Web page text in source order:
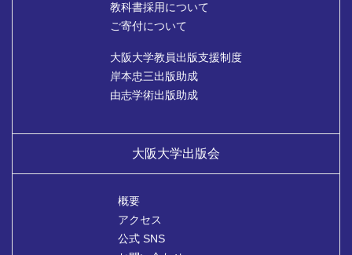
教科書採用について
ご寄付について
大阪大学教員出版支援制度
岸本忠三出版助成
由志学術出版助成
大阪大学出版会
概要
アクセス
公式 SNS